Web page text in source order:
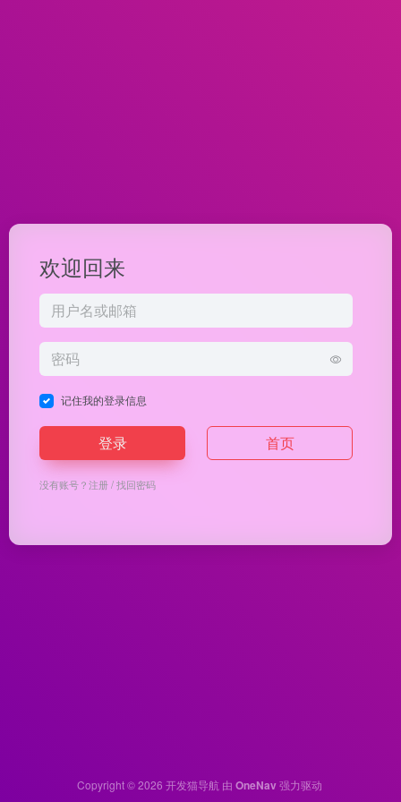
欢迎回来
记住我的登录信息
登录 首页
没有账号？注册/找回密码
Copyright © 2026 开发猫导航 由 OneNav强力驱动